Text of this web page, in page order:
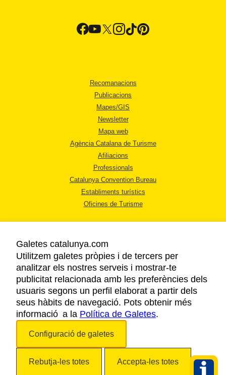
Recomanacions
Publicacions
Mapes/GIS
Newsletter
Mapa web
Agència Catalana de Turisme
Afiliacions
Professionals
Catalunya Convention Bureau
Establiments turístics
Oficines de Turisme
AVÍS LEGAL
POLÍTICA DE PRIVACITAT
COOKIES
ACCESSIBILITAT
Galetes catalunya.com
Utilitzem galetes pròpies i de tercers per
analitzar els nostres serveis i mostrar-te
publicitat relacionada amb les preferències dels
usuaris segons un perfil elaborat a partir dels
seus hàbits de navegació. Pots obtenir més
informació a la Política de Galetes.
Configuració de galetes
Rebutja-les totes Accepta-les totes